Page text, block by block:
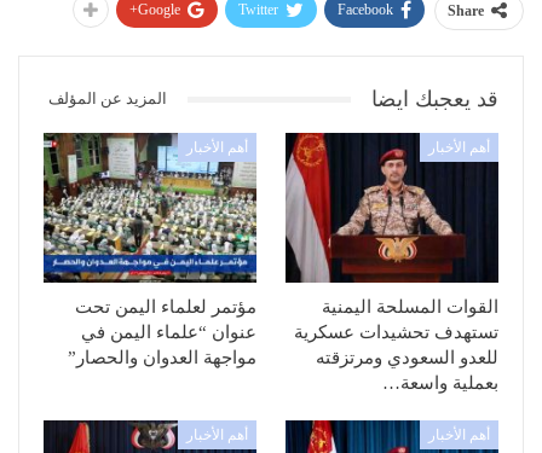
Share
Facebook
Twitter
Google+
قد يعجبك ايضا المزيد عن المؤلف
أهم الأخبار
القوات المسلحة اليمنية
تستهدف تحشيدات عسكرية
للعدو السعودي ومرتزقته
بعملية واسعة…
أهم الأخبار
مؤتمر لعلماء اليمن تحت
عنوان “علماء اليمن في
مواجهة العدوان والحصار”
أهم الأخبار أهم الأخبار